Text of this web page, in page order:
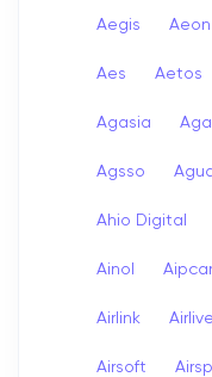
Aegis Aeon
Aes Aetos
Agasia
Agsso
Ahio Digital
Ainol
Airlink Airlive
Airsoft